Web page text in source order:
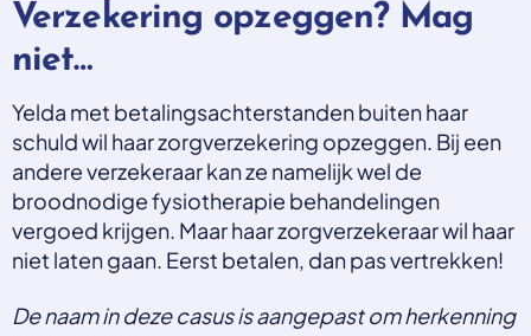
Zorgverzekering afsluiten
Zorgverzekering betalen
Zorg in het buitenland
Nieuw in Nederland
Geen zorgverzekering
Trainingen
Over SKGZ
Nieuws
Casussen
Vacatures
Verzekering opzeggen? Mag
niet…
Yelda met betalingsachterstanden buiten haar
schuld wil haar zorgverzekering opzeggen. Bij een
andere verzekeraar kan ze namelijk wel de
broodnodige fysiotherapie behandelingen
vergoed krijgen. Maar haar zorgverzekeraar wil haar
niet laten gaan. Eerst betalen, dan pas vertrekken!
De naam in deze casus is aangepast om herkenning